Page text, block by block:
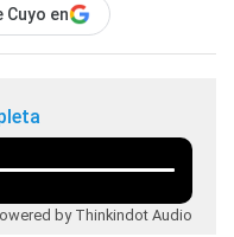
Cuyo en
by Thinkindot Audio